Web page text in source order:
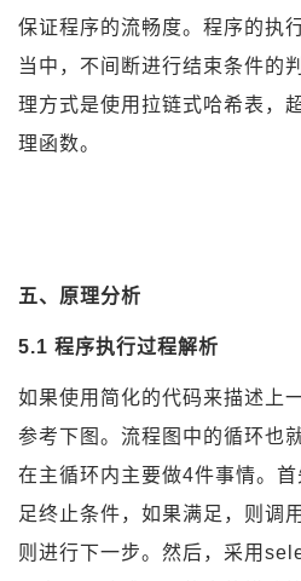
保证程序的流畅度。程序的执
当中，不间断进行结束条件的
理方式是使用拉链式哈希表，
理函数。
五、原理分析
5.1 程序执行过程解析
如果使用简化的代码来描述上
参考下图。流程图中的循环也
在主循环内主要做4件事情。
足终止条件，如果满足，则调
则进行下一步。然后，采用